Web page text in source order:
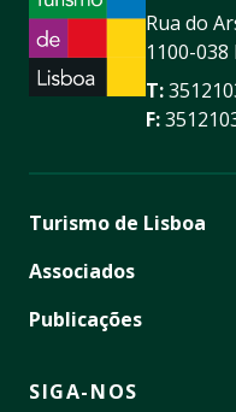
Rua do
1100-038
T:
F:
Turismo de Lisboa
Associados
Publicações
SIGA-NOS